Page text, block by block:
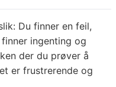
Du finner en feil,
ingenting og
der du prøver å
er frustrerende og